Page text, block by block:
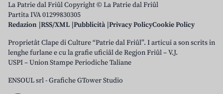
La Patrie dal Friûl Copyright © La Patrie dal Friûl
Partita IVA 01299830305
Redazion RSS/XML Pubblicità Privacy PolicyCookie Policy
Proprietât Clape di Culture “Patrie dal Friûl”. I articui a son scrits in
lenghe furlane e cu la grafie uficiâl de Regjon Friûl – V.J.
USPI – Union Stampe Periodiche Taliane
ENSOUL srl-Grafiche GTower Studio